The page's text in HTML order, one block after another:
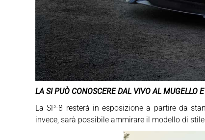
LA SI PUÒ CONOSCERE DAL VIVO AL MUGELLO
La SP-8 resterà in esposizione a partire da
invece, sarà possibile ammirare il modello di